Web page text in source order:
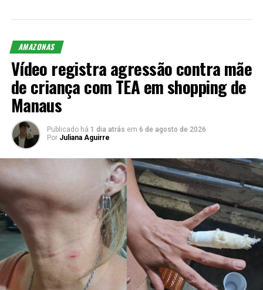
AMAZONAS
Vídeo registra agressão contra mãe
de criança com TEA em shopping de
Manaus
Publicado há 1 dia atrás em 6 de agosto de 2026
Por Juliana Aguirre